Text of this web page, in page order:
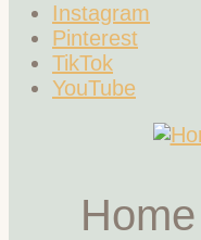
Instagram
Pinterest
TikTok
YouTube